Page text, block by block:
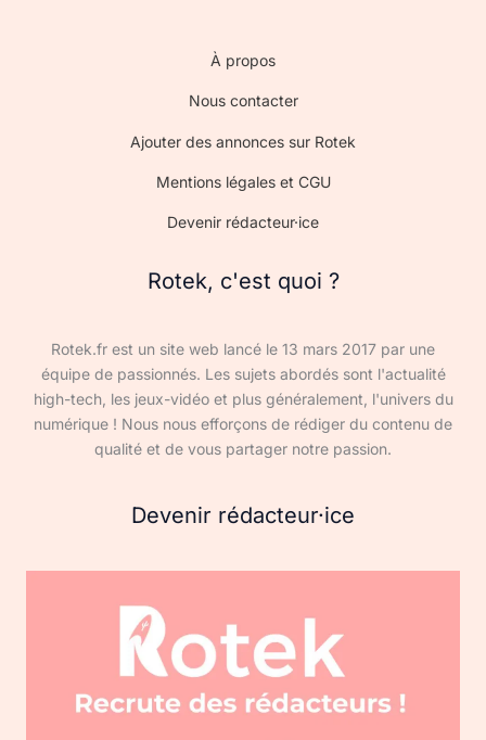
À propos
Nous contacter
Ajouter des annonces sur Rotek
Mentions légales et CGU
Devenir rédacteur·ice
Rotek, c'est quoi ?
Rotek.fr est un site web lancé le 13 mars 2017 par une
équipe de passionnés. Les sujets abordés sont l'actualité
high-tech, les jeux-vidéo et plus généralement, l'univers du
numérique ! Nous nous efforçons de rédiger du contenu de
qualité et de vous partager notre passion.
Devenir rédacteur·ice